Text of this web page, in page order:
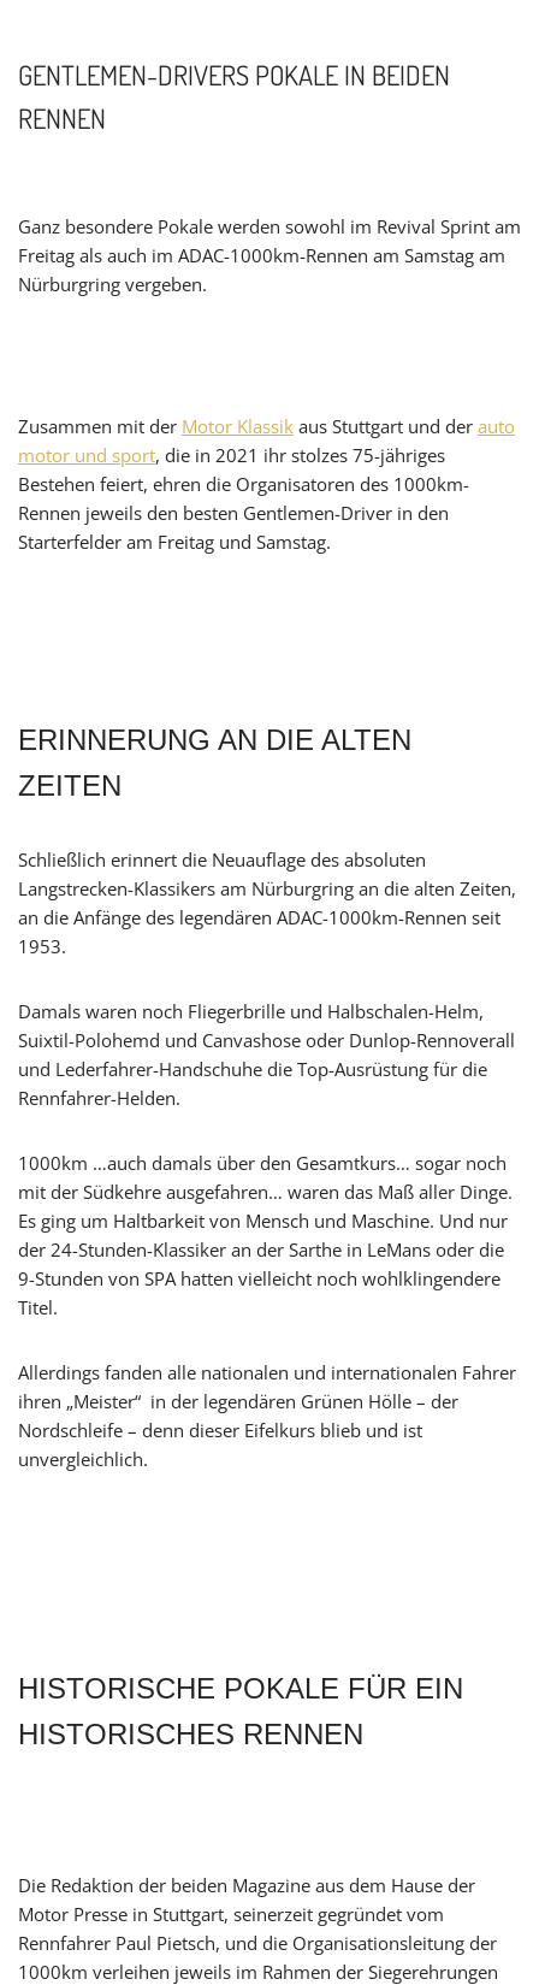
GENTLEMEN-DRIVERS POKALE IN BEIDEN
RENNEN
Ganz besondere Pokale werden sowohl im Revival Sprint am
Freitag als auch im ADAC-1000km-Rennen am Samstag am
Nürburgring vergeben.
Zusammen mit der Motor Klassik aus Stuttgart und der auto
motor und sport, die in 2021 ihr stolzes 75-jähriges
Bestehen feiert, ehren die Organisatoren des 1000km-
Rennen jeweils den besten Gentlemen-Driver in den
Starterfelder am Freitag und Samstag.
ERINNERUNG AN DIE ALTEN
ZEITEN
Schließlich erinnert die Neuauflage des absoluten
Langstrecken-Klassikers am Nürburgring an die alten Zeiten,
an die Anfänge des legendären ADAC-1000km-Rennen seit
1953.
Damals waren noch Fliegerbrille und Halbschalen-Helm,
Suixtil-Polohemd und Canvashose oder Dunlop-Rennoverall
und Lederfahrer-Handschuhe die Top-Ausrüstung für die
Rennfahrer-Helden.
1000km …auch damals über den Gesamtkurs… sogar noch
mit der Südkehre ausgefahren… waren das Maß aller Dinge.
Es ging um Haltbarkeit von Mensch und Maschine. Und nur
der 24-Stunden-Klassiker an der Sarthe in LeMans oder die
9-Stunden von SPA hatten vielleicht noch wohlklingendere
Titel.
Allerdings fanden alle nationalen und internationalen Fahrer
ihren „Meister“ in der legendären Grünen Hölle – der
Nordschleife – denn dieser Eifelkurs blieb und ist
unvergleichlich.
HISTORISCHE POKALE FÜR EIN
HISTORISCHES RENNEN
Die Redaktion der beiden Magazine aus dem Hause der
Motor Presse in Stuttgart, seinerzeit gegründet vom
Rennfahrer Paul Pietsch, und die Organisationsleitung der
1000km verleihen jeweils im Rahmen der Siegerehrungen